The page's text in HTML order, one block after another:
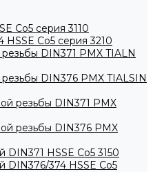
Co5 серия 3110
Co5 серия 3210
DIN371 PMX TIALN
DIN376 PMX TIALSIN
резьбы DIN371 PMX
резьбы DIN376 PMX
HSSE Co5 3150
374 HSSE Co5